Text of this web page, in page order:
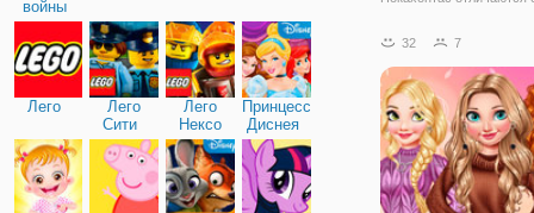
войны
Лего
Лего
Сити
Лего
Нексо
Найтс
Принцессы
Диснея
запоминаются на фоне
восточных принцесс"
отправиться на
вечеринку и конечно,
32 7